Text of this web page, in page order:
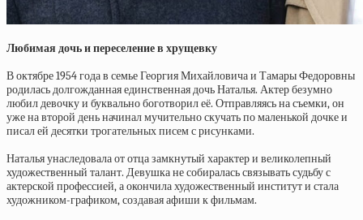
Любимая дочь и переселение в хрущевку
В октябре 1954 года в семье Георгия Михайловича и Тамары Федоровны
родилась долгожданная единственная дочь Наталья. Актер безумно
любил девочку и буквально боготворил её. Отправляясь на съемки, он
уже на второй день начинал мучительно скучать по маленькой дочке и
писал ей десятки трогательных писем с рисунками.
Наталья унаследовала от отца замкнутый характер и великолепный
художественный талант. Девушка не собиралась связывать судьбу с
актерской профессией, а окончила художественный институт и стала
художником-графиком, создавая афиши к фильмам.